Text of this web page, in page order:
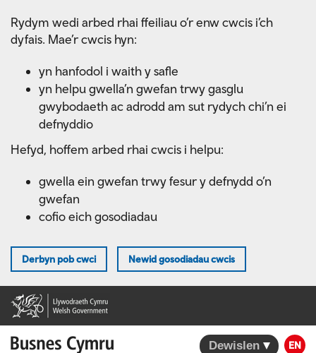
main
Rydym wedi arbed rhai ffeiliau o’r enw cwcis i’ch
dyfais. Mae’r cwcis hyn:
yn hanfodol i waith y safle
yn helpu gwella’n gwefan trwy gasglu
gwybodaeth ac adrodd am sut rydych chi’n ei
defnyddio
Hefyd, hoffem arbed rhai cwcis i helpu:
gwella ein gwefan trwy fesur y defnydd o’n
gwefan
cofio eich gosodiadau
Derbyn pob cwci Newid gosodiadau cwcis
Dewislen EN